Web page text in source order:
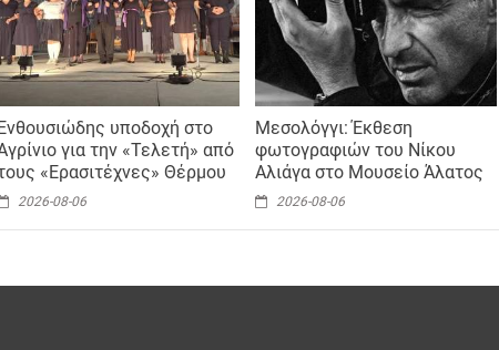
Ενθουσιώδης υποδοχή στο
για την «Τελετή» από
«Ερασιτέχνες» Θέρμου
2026-08-06
Μεσολόγγι: Έκθεση
φωτογραφιών του Νίκου
Αλιάγα στο Μουσείο Άλατος
2026-08-06